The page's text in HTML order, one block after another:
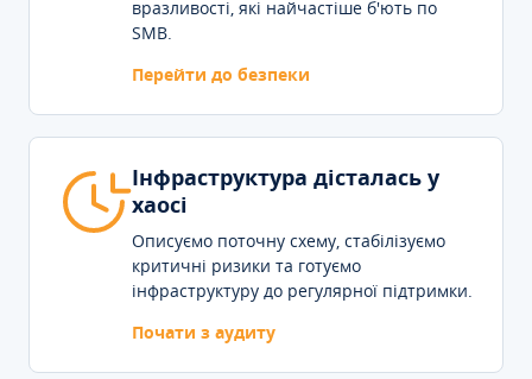
вразливості, які найчастіше б'ють по
SMB.
Перейти до безпеки
Інфраструктура дісталась у
хаосі
Описуємо поточну схему, стабілізуємо
критичні ризики та готуємо
інфраструктуру до регулярної підтримки.
Почати з аудиту